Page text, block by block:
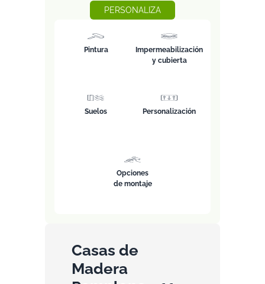
PERSONALIZA
Pintura
Impermeabilización
y cubierta
Suelos Personalización
Opciones
de montaje
Casas de
Madera